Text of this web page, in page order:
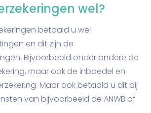
wel?
betaald u wel
en dit zijn de
Bijvoorbeeld onder andere de
maar ook de inboedel en
Maar ook betaald u dit bij
van bijvoorbeeld de ANWB of